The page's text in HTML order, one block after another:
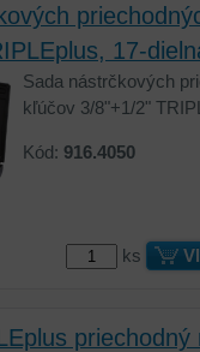
17-
Sada nástrčkových
kľúčov 3/8"+1/2"
Kód: 916.4050
ks
priechodný